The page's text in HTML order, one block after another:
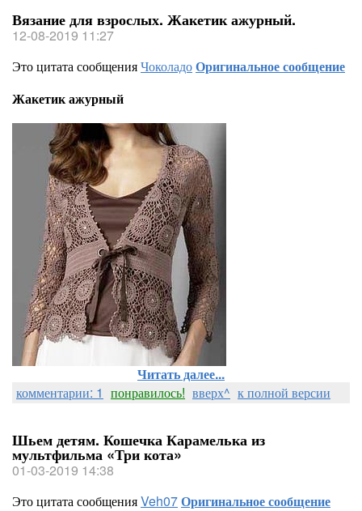
Вязание для взрослых. Жакетик ажурный.
12-08-2019 11:27
Это цитата сообщенияЧоколадоОригинальное сообщение
Жакетик ажурный
Читать далее...
комментарии: 1 понравилось! вверх^ к полной версии
Шьем детям. Кошечка Карамелька из
мультфильма «Три кота»
01-03-2019 14:38
Это цитата сообщенияVeh07Оригинальное сообщение